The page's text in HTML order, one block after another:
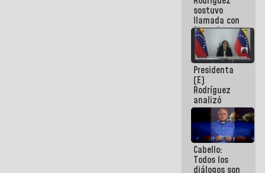
sostuvo
llamada con
Dinorah
Figuera y
acuerdan
primer
encuentro
presencial
para el
diálogo
Presidenta
(E)
Rodríguez
analizó
junto a
gobernadores
planes de
recuperación
del Sistema
Eléctrico
Cabello:
Todos los
diálogos son